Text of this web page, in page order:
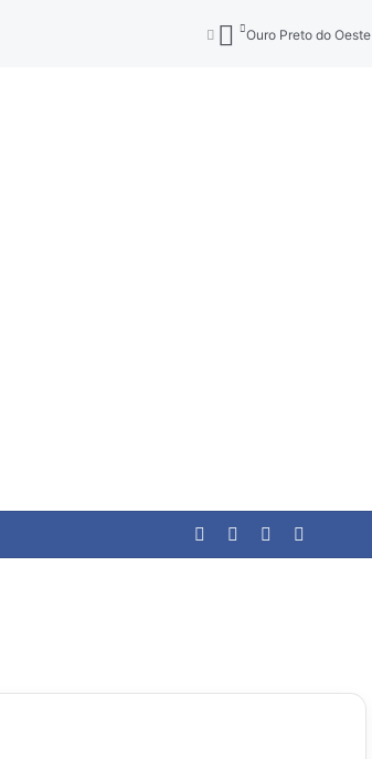
Ouro Preto do Oeste
FacebookYouTube
Entrar